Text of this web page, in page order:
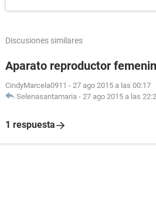
Discusiones similares
Aparato reproductor
CindyMarcela0911 - 27 ago 2015 a las 00:17
Selenasantamaria - 27 ago 2015 a las
1 respuesta